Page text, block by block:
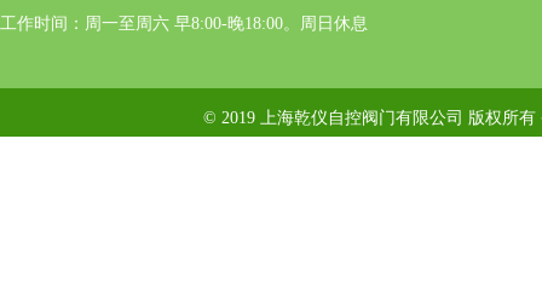
工作时间：周一至周六 早8:00-晚18:00。周日休息
© 2019 上海乾仪自控阀门有限公司 版权所有